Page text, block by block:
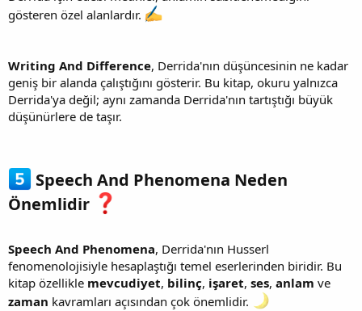
gösteren özel alanlardır.
Writing And Difference, Derrida'nın düşüncesinin ne kadar
geniş bir alanda çalıştığını gösterir. Bu kitap, okuru yalnızca
Derrida'ya değil; aynı zamanda Derrida'nın tartıştığı büyük
düşünürlere de taşır.
Speech And Phenomena Neden
Önemlidir
Speech And Phenomena, Derrida'nın Husserl
fenomenolojisiyle hesaplaştığı temel eserlerinden biridir. Bu
kitap özellikle mevcudiyet, bilinç, işaret, ses, anlam ve
zaman kavramları açısından çok önemlidir.